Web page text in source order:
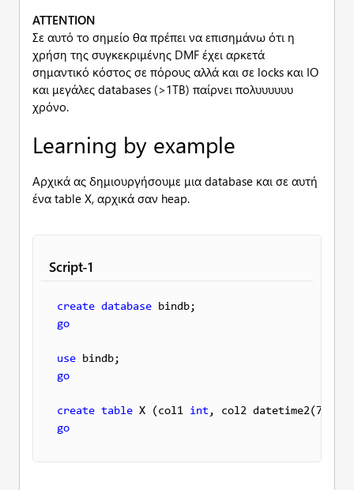
ATTENTION
Σε αυτό το σημείο θα πρέπει να επισημάνω ότι η
χρήση της συγκεκριμένης DMF έχει αρκετά
σημαντικό κόστος σε πόρους αλλά και σε locks και IO
και μεγάλες databases (>1TB) παίρνει πολυυυυυυ
χρόνο.
Learning by example
Αρχικά ας δημιουργήσουμε μια database και σε αυτή
ένα table X, αρχικά σαν heap.
Script-1
create database
go
use
go
create table X (col1 int , col2 datetime2(7),
go